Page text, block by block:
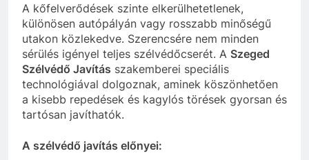
A kőfelverődések szinte elkerülhetetlenek,
különösen autópályán vagy rosszabb minőségű
utakon közlekedve. Szerencsére nem minden
sérülés igényel teljes szélvédőcserét. A Szeged
Szélvédő Javítás szakemberei speciális
technológiával dolgoznak, aminek köszönhetően
a kisebb repedések és kagylós törések gyorsan és
tartósan javíthatók.
A szélvédő javítás előnyei: